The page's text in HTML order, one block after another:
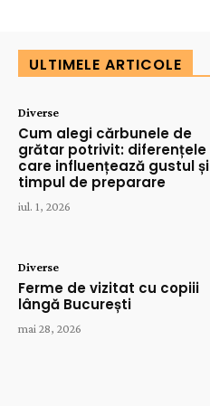
ULTIMELE ARTICOLE
Diverse
Cum alegi cărbunele de
grătar potrivit: diferențele
care influențează gustul și
timpul de preparare
iul. 1, 2026
Diverse
Ferme de vizitat cu copiii
lângă București
mai 28, 2026